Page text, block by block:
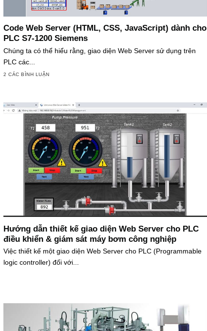
Code Web Server (HTML, CSS, JavaScript) dành cho
PLC S7-1200 Siemens
Chúng ta có thể hiểu rằng, giao diện Web Server sử dụng trên
PLC các...
2 CÁC BÌNH LUẬN
Hướng dẫn thiết kế giao diện Web Server cho PLC
điều khiển & giám sát máy bơm công nghiệp
Việc thiết kế một giao diện Web Server cho PLC (Programmable
logic controller) đối với...